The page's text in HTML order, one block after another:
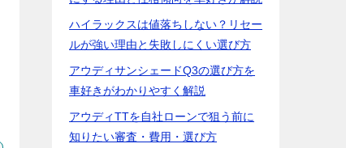
ハイラックスは値落ちしない？リセー
ルが強い理由と失敗しにくい選び方
アウディサンシェードQ3の選び方を
車好きがわかりやすく解説
アウディTTを自社ローンで狙う前に
知りたい審査・費用・選び方